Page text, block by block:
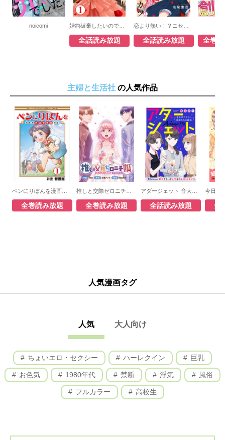
noicomi 婚約破棄したいので悪役令嬢演じます
全話読み放題 全話読み放題 全巻
主婦と生活社 の人気作品
全巻読み放題 全巻読み放題 全話読み放題 全
人気漫画タグ
人気 大人向け
ちょいエロ・セクシー ハーレクイン 巨乳
お色気 1980年代 禁断 浮気 風俗
フルカラー 高校生